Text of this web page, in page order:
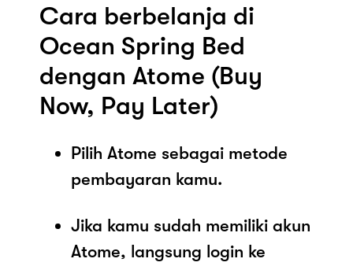
Cara berbelanja di
Ocean Spring Bed
dengan Atome (Buy
Now, Pay Later)
Pilih Atome sebagai metode
pembayaran kamu.
Jika kamu sudah memiliki akun
Atome, langsung login ke